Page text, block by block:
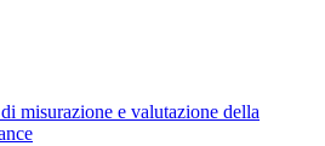
misurazione e valutazione della